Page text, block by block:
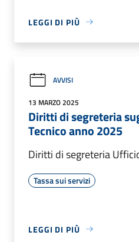
LEGGI DI PIÙ
AVVISI
13 MARZO 2025
Diritti di segreteria
Tecnico anno 2025
Diritti di segreteria
Tassa sui servizi
LEGGI DI PIÙ